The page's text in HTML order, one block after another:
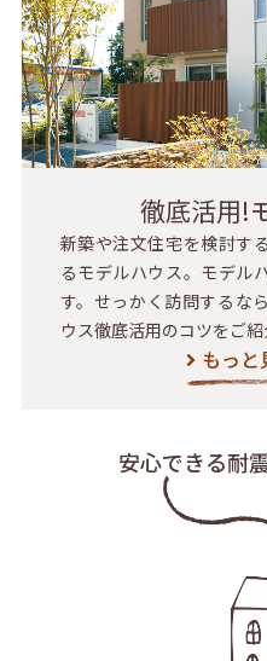
徹底活用!
新築や注文住宅を検討す
るモデルハウス。モデル
す。せっかく訪問するな
ウス徹底活用のコツをご紹
もっと
安心できる耐